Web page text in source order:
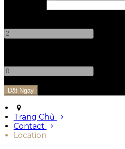
Trang Chủ
Contact
Location